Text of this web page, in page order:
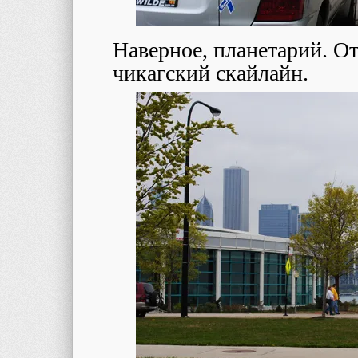
Наверное, планетарий.
чикагский скайлайн.